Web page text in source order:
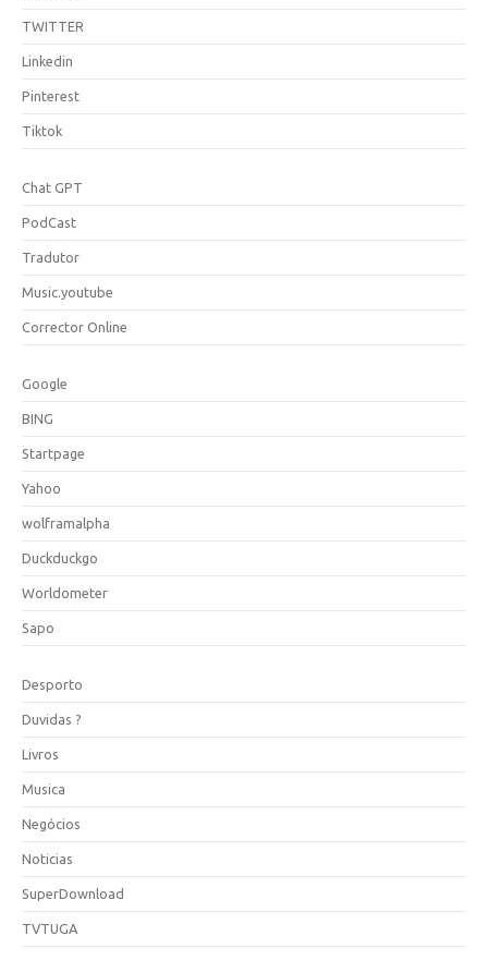
TWITTER
Linkedin
Pinterest
Tiktok
Chat GPT
PodCast
Tradutor
Music.youtube
Corrector Online
Google
BING
Startpage
Yahoo
wolframalpha
Duckduckgo
Worldometer
Sapo
Desporto
Duvidas ?
Livros
Musica
Negócios
Noticias
SuperDownload
TVTUGA